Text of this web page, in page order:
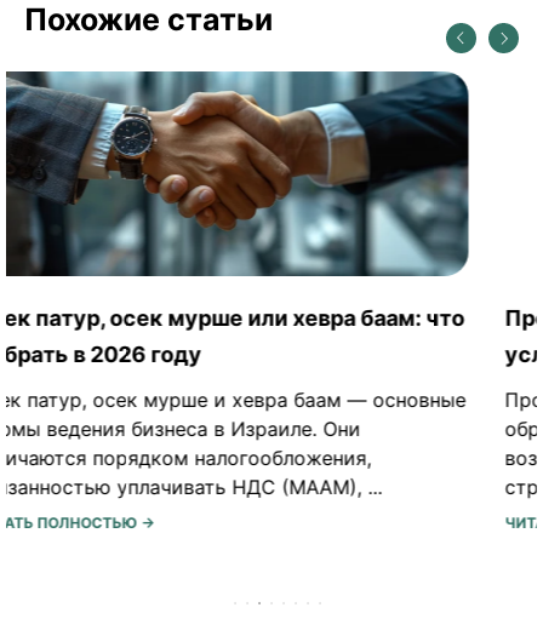
Похожие статьи
Программа МАСА в Израиле: для кого,
условия и как поехать
Программа МАСА в Израиле — не просто
образование, стажировка или волонтерство, а
возможность прожить несколько месяцев в
стране, погрузиться в ее культуру, ...
ЧИТАТЬ ПОЛНОСТЬЮ →